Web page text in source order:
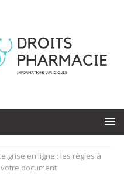
grise en ligne : les règles à
document